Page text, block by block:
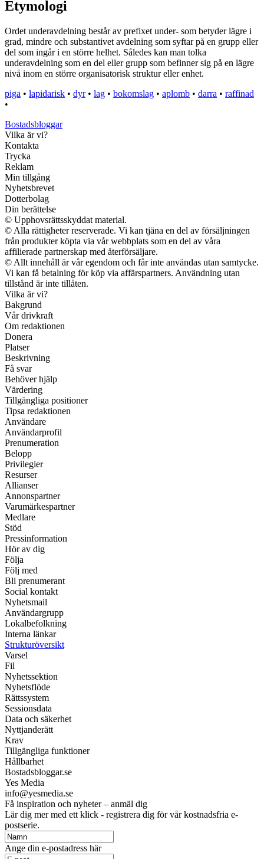
Etymologi
Ordet underavdelning består av prefixet under- som betyder lägre i
grad, mindre och substantivet avdelning som syftar på en grupp eller
del som ingår i en större helhet. Således kan man tolka
underavdelning som en del eller grupp som befinner sig på en lägre
nivå inom en större organisatorisk struktur eller enhet.
piga • lapidarisk • dyr• lag • bokomslag • aplomb • darra • raffinad
•
Bostadsbloggar
Vilka är vi?
Kontakta
Trycka
Reklam
Min tillgång
Nyhetsbrevet
Dotterbolag
Din berättelse
© Upphovsrättsskyddat material.
© Alla rättigheter reserverade. Vi kan tjäna en del av försäljningen
från produkter köpta via vår webbplats som en del av våra
affilierade partnerskap med återförsäljare.
© Allt innehåll är vår egendom och får inte användas utan samtycke.
Vi kan få betalning för köp via affärspartners. Användning utan
tillstånd är inte tillåten.
Vilka är vi?
Bakgrund
Vår drivkraft
Om redaktionen
Donera
Platser
Beskrivning
Få svar
Behöver hjälp
Värdering
Tillgängliga positioner
Tipsa redaktionen
Användare
Användarprofil
Prenumeration
Belopp
Privilegier
Resurser
Allianser
Annonspartner
Varumärkespartner
Medlare
Stöd
Pressinformation
Hör av dig
Följa
Följ med
Bli prenumerant
Social kontakt
Nyhetsmail
Användargrupp
Lokalbefolkning
Interna länkar
Strukturöversikt
Varsel
Fil
Nyhetssektion
Nyhetsflöde
Rättssystem
Sessionsdata
Data och säkerhet
Nyttjanderätt
Krav
Tillgängliga funktioner
Hållbarhet
Bostadsbloggar.se
Yes Media
info@yesmedia.se
Få inspiration och nyheter – anmäl dig
Lär dig mer med ett klick - registrera dig för vår kostnadsfria e-
postserie.
Ange din e-postadress här